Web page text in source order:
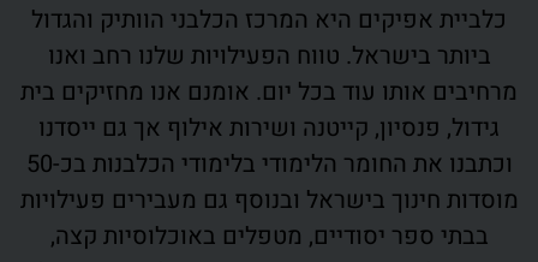
כלביית אפיקים היא המרכז הכלבני הוותיק והגדול
ביותר בישראל. טווח הפעילויות שלנו רחב ואנו
מרחיבים אותו עוד בכל יום. אומנם אנו מחזיקים בית
גידול, פנסיון, קייטנה ושירות אילוף אך גם ייסדנו
וכתבנו את החומר הלימודי בלימודי הכלבנות בכ-50
מוסדות חינוך בישראל ובנוסף גם מעבירים פעילויות
בבתי ספר יסודיים, מטפלים באוכלוסיות קצה,